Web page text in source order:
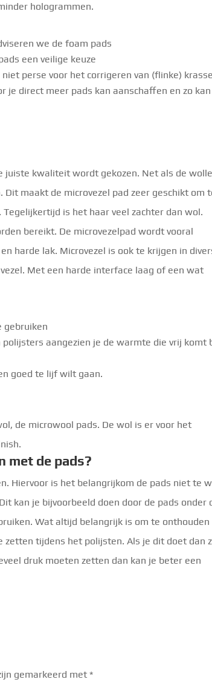
hologrammen.
we de foam pads
een veilige keuze
perse voor het corrigeren van (flinke)
je direct meer pads kan aanschaffen en zo kan
kwaliteit wordt gekozen. Net als de
maakt de microvezel pad zeer geschikt om
is het haar veel zachter dan wol.
bereikt. De microvezelpad wordt vooral
harde lak. Microvezel is ook te krijgen in
Met een harde interface laag of een wat
gebruiken
aangezien je de warmte die vrij komt
goed te lijf wilt gaan.
de microwool pads. De wol is er voor het
met de pads?
Hiervoor is het belangrijkom de pads niet te
kan je bijvoorbeeld doen door de pads onder
Wat altijd belangrijk is om te onthouden
tijdens het polijsten. Als je dit doet dan
druk moeten zetten dan kan je beter een
gemarkeerd met*